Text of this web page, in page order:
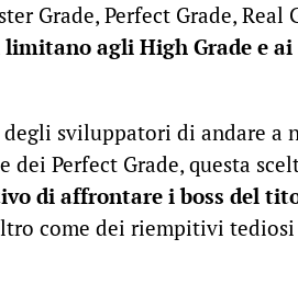
Grade, Perfect Grade, Real
agli High Grade e ai
sviluppatori di andare a
dei Perfect Grade, questa
di affrontare i boss del
come dei riempitivi